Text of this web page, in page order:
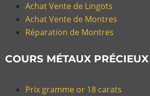
Achat Vente de Lingots
Achat Vente de Montres
Réparation de Montres
COURS MÉTAUX PRÉCIEUX
Prix gramme or 18 carats